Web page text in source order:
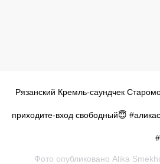
Рязанский Кремль-саундчек
приходите-вход свободный😇
Фото опубликовано Alika